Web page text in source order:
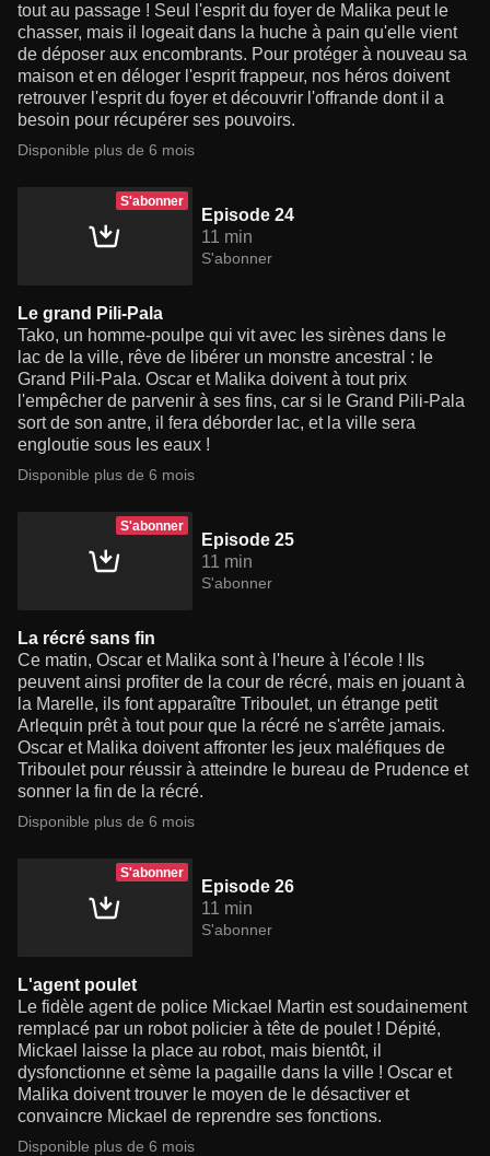
tout au passage ! Seul l'esprit du foyer de Malika peut le
chasser, mais il logeait dans la huche à pain qu'elle vient
de déposer aux encombrants. Pour protéger à nouveau sa
maison et en déloger l'esprit frappeur, nos héros doivent
retrouver l'esprit du foyer et découvrir l'offrande dont il a
besoin pour récupérer ses pouvoirs.
Disponible plus de 6 mois
S'abonner
Episode 24
11 min
S'abonner
Le grand Pili-Pala
Tako, un homme-poulpe qui vit avec les sirènes dans le
lac de la ville, rêve de libérer un monstre ancestral : le
Grand Pili-Pala. Oscar et Malika doivent à tout prix
l'empêcher de parvenir à ses fins, car si le Grand Pili-Pala
sort de son antre, il fera déborder lac, et la ville sera
engloutie sous les eaux !
Disponible plus de 6 mois
S'abonner
Episode 25
11 min
S'abonner
La récré sans fin
Ce matin, Oscar et Malika sont à l'heure à l'école ! Ils
peuvent ainsi profiter de la cour de récré, mais en jouant à
la Marelle, ils font apparaître Triboulet, un étrange petit
Arlequin prêt à tout pour que la récré ne s'arrête jamais.
Oscar et Malika doivent affronter les jeux maléfiques de
Triboulet pour réussir à atteindre le bureau de Prudence et
sonner la fin de la récré.
Disponible plus de 6 mois
S'abonner
Episode 26
11 min
S'abonner
L'agent poulet
Le fidèle agent de police Mickael Martin est soudainement
remplacé par un robot policier à tête de poulet ! Dépité,
Mickael laisse la place au robot, mais bientôt, il
dysfonctionne et sème la pagaille dans la ville ! Oscar et
Malika doivent trouver le moyen de le désactiver et
convaincre Mickael de reprendre ses fonctions.
Disponible plus de 6 mois